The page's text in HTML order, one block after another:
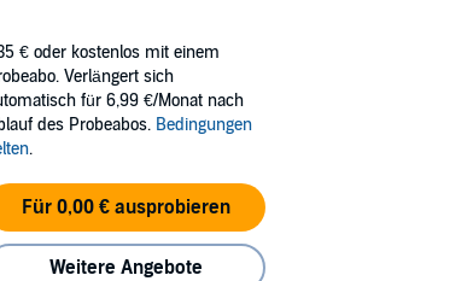
€ oder kostenlos mit einem
Verlängert sich
für 6,99 €/Monat nach
des Probeabos. Bedingungen
.
Für 0,00 € ausprobieren
Weitere Angebote